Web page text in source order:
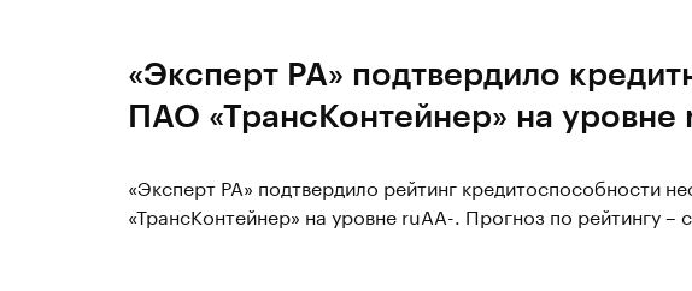
«Эксперт РА» подтвердило
ПАО «ТрансКонтейнер» на уровне
«Эксперт РА» подтвердило рейтинг кредитоспособности
«ТрансКонтейнер» на уровне ruAA-. Прогноз по рейтингу –